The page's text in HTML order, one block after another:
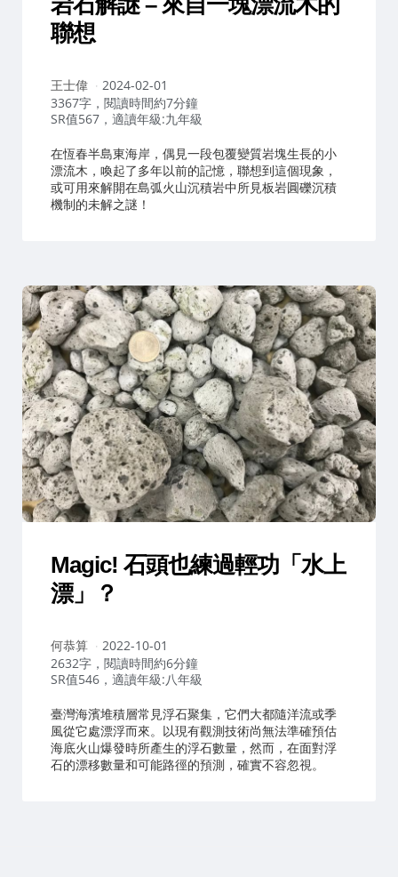
聯想
作
者：
王士偉
2024-02-01
3367字，閱讀時間約7分鐘
SR值567，適讀年級:九年級
在恆春半島東海岸，偶見一段包覆變質岩塊生長的小
漂流木，喚起了多年以前的記憶，聯想到這個現象，
或可用來解開在島弧火山沉積岩中所見板岩圓礫沉積
機制的未解之謎！
Magic! 石頭也練過輕功「水上
漂」？
作
者：
何恭算
2022-10-01
2632字，閱讀時間約6分鐘
SR值546，適讀年級:八年級
臺灣海濱堆積層常見浮石聚集，它們大都隨洋流或季
風從它處漂浮而來。以現有觀測技術尚無法準確預估
海底火山爆發時所產生的浮石數量，然而，在面對浮
石的漂移數量和可能路徑的預測，確實不容忽視。